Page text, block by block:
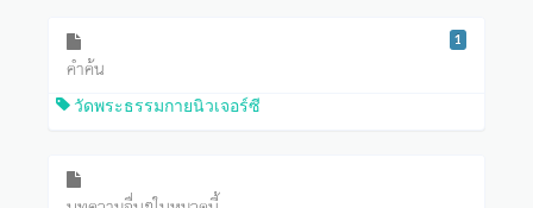
คำค้น
1
วัดพระธรรมกายนิวเจอร์ซี